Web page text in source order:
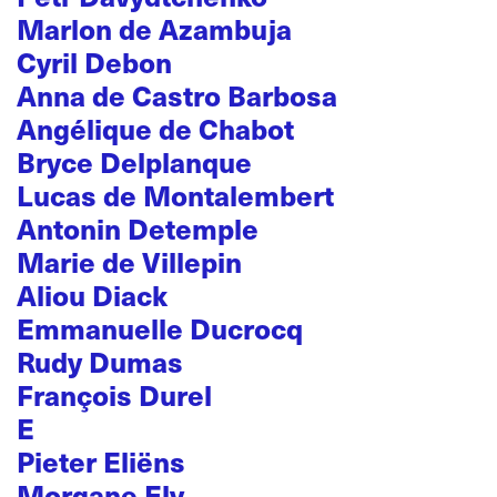
Marlon de Azambuja
Cyril Debon
Anna de Castro Barbosa
Angélique de Chabot
Bryce Delplanque
Lucas de Montalembert
Antonin Detemple
Marie de Villepin
Aliou Diack
Emmanuelle Ducrocq
Rudy Dumas
François Durel
E
Pieter Eliëns